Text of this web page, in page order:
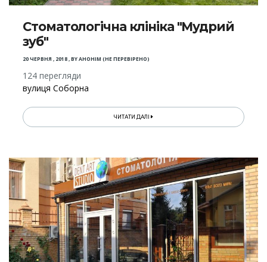
Стоматологічна клініка "Мудрий
зуб"
20 ЧЕРВНЯ , 2018,BYАНОНІМ (НЕ ПЕРЕВІРЕНО)
124 перегляди
вулиця Соборна
ЧИТАТИ ДАЛІ